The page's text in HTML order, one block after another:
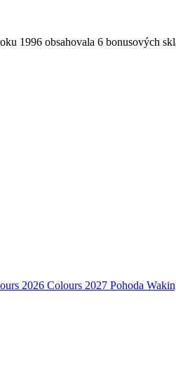
1996 obsahovala 6 bonusových
2026 Colours 2027 Pohoda